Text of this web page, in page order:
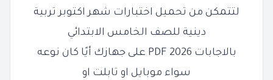
لتتمكن من تحميل اختبارات شهر اكتوبر تربية
دينية للصف الخامس الابتدائي
بالاجابات 2026 PDF على جهازك أيًا كان نوعه
سواء موبايل او تابلت او